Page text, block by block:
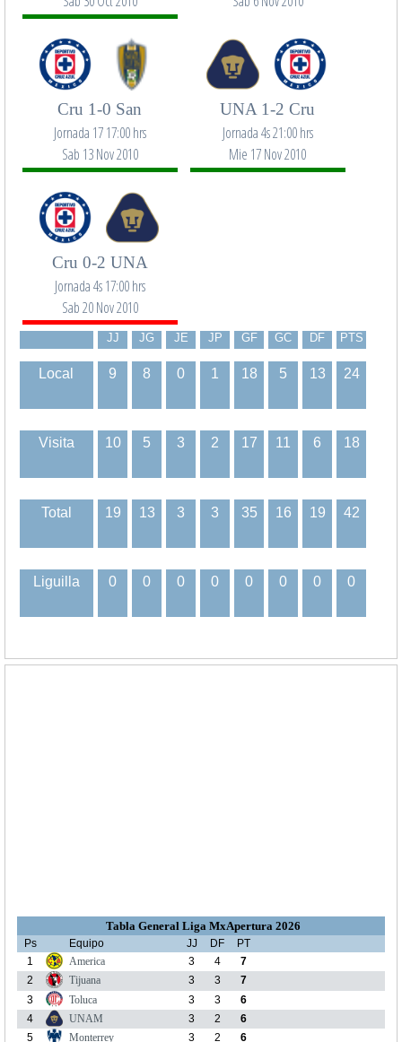
Cru 1-0 San
Jornada 17 17:00 hrs
Sab 13 Nov 2010
UNA 1-2 Cru
Jornada 4s 21:00 hrs
Mie 17 Nov 2010
Cru 0-2 UNA
Jornada 4s 17:00 hrs
Sab 20 Nov 2010
JJ JG JE JP GF GC DF PTS
Local 9 8 0 1 18 5 13 24
Visita 10 5 3 2 17 11 6 18
Total 19 13 3 3 35 16 19 42
Liguilla 0 0 0 0 0 0 0 0
Tabla General Liga MxApertura 2026
Ps Equipo JJ DF
PT
1
America 3 4
7
2
Tijuana 3 3
7
3
Toluca 3 3
6
4
UNAM 3 2
6
5
Monterrey 3 2 6